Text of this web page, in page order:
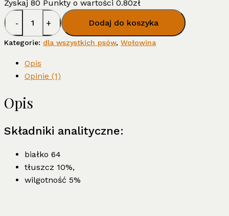
Zyskaj 80 Punkty o wartości 0.80zł
ilość
Apetizer
wołowy
Dodaj do koszyka
Kategorie: dla wszystkich psów, Wołowina
Opis
Opinie (1)
Opis
Składniki analityczne:
białko 64
tłuszcz 10%,
wilgotność 5%